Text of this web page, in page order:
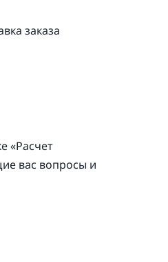
заказа
«Расчет
вас вопросы и